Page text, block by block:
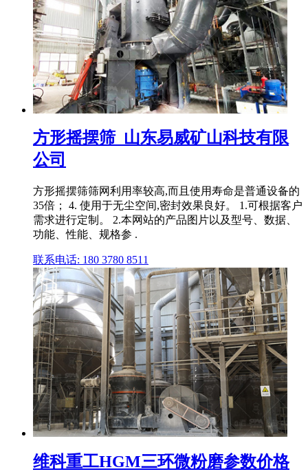
方形摇摆筛_山东易威矿山科技有限
公司
方形摇摆筛筛网利用率较高,而且使用寿命是普通设备的
35倍； 4. 使用于无尘空间,密封效果良好。 1.可根据客户
需求进行定制。 2.本网站的产品图片以及型号、数据、
功能、性能、规格参 .
联系电话: 180 3780 8511
维科重工HGM三环微粉磨参数价格